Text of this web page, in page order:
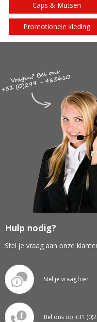
Caps & Mutsen
Promotionele kleding
Hulp nodig?
Stel je vraag aan onze
Stel je vraag hier
Bel ons op +31